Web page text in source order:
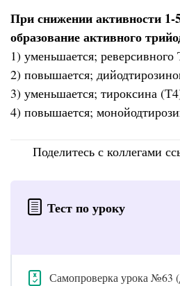
При снижении активности 1-
образование активного
1) уменьшается; реверсивного
2) повышается;
3) уменьшается; тироксина
4) повышается;
Поделитесь с коллегами
Тест по уроку
Самопроверка урока №63